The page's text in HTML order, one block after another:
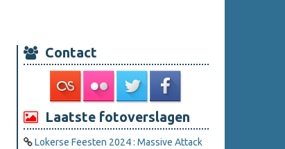
Contact
Laatste fotoverslagen
Lokerse Feesten 2024 : Massive Attack